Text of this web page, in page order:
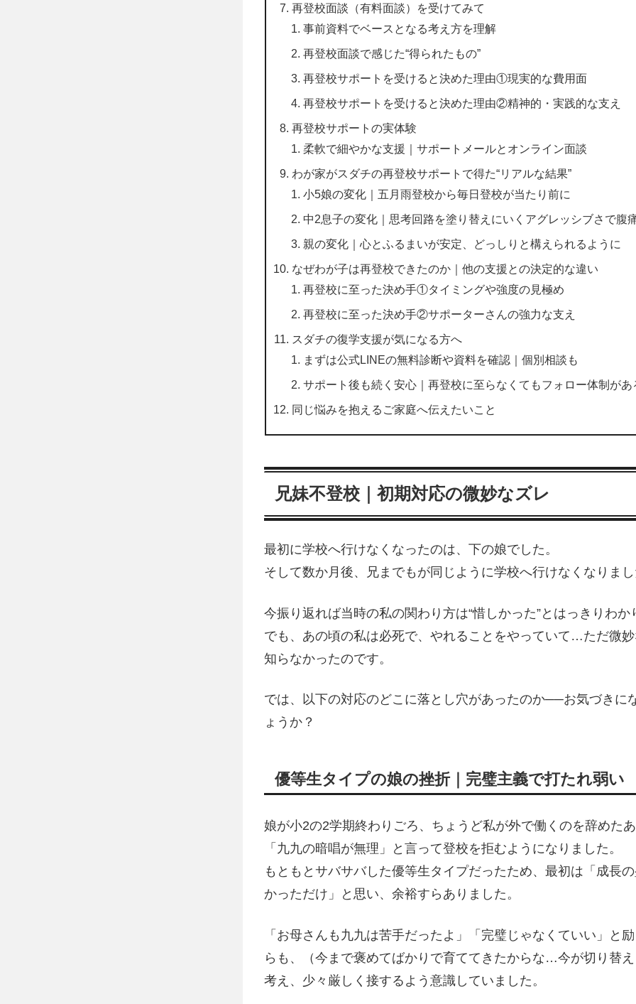
再登校面談（有料面談）を受けてみて
事前資料でベースとなる考え方を理解
再登校面談で感じた“得られたもの”
再登校サポートを受けると決めた理由①現実的な費用面
再登校サポートを受けると決めた理由②精神的・実践的な支え
再登校サポートの実体験
柔軟で細やかな支援｜サポートメールとオンライン面談
わが家がスダチの再登校サポートで得た“リアルな結果”
小5娘の変化｜五月雨登校から毎日登校が当たり前に
中2息子の変化｜思考回路を塗り替えにいくアグレッシブさで腹
親の変化｜心とふるまいが安定、どっしりと構えられるように
なぜわが子は再登校できたのか｜他の支援との決定的な違い
再登校に至った決め手①タイミングや強度の見極め
再登校に至った決め手②サポーターさんの強力な支え
スダチの復学支援が気になる方へ
まずは公式LINEの無料診断や資料を確認｜個別相談も
サポート後も続く安心｜再登校に至らなくてもフォロー体制があ
同じ悩みを抱えるご家庭へ伝えたいこと
兄妹不登校｜初期対応の微妙なズレ
最初に学校へ行けなくなったのは、下の娘でした。
そして数か月後、兄までもが同じように学校へ行けなくなりま
今振り返れば当時の私の関わり方は“惜しかった”とはっきりわか
でも、あの頃の私は必死で、やれることをやっていて…ただ微
知らなかったのです。
では、以下の対応のどこに落とし穴があったのか──お気づきに
ょうか？
優等生タイプの娘の挫折｜完璧主義で打たれ弱い
娘が小2の2学期終わりごろ、ちょうど私が外で働くのを辞めた
「九九の暗唱が無理」と言って登校を拒むようになりました。
もともとサバサバした優等生タイプだったため、最初は「成長
かっただけ」と思い、余裕すらありました。
「お母さんも九九は苦手だったよ」「完璧じゃなくていい」と
らも、（今まで褒めてばかりで育ててきたからな…今が切り替
考え、少々厳しく接するよう意識していました。